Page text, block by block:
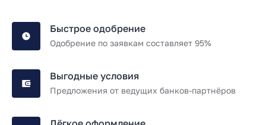
Быстрое одобрение
Одобрение по заявкам составляет 95%
Выгодные условия
Предложения от ведущих банков-партнёров